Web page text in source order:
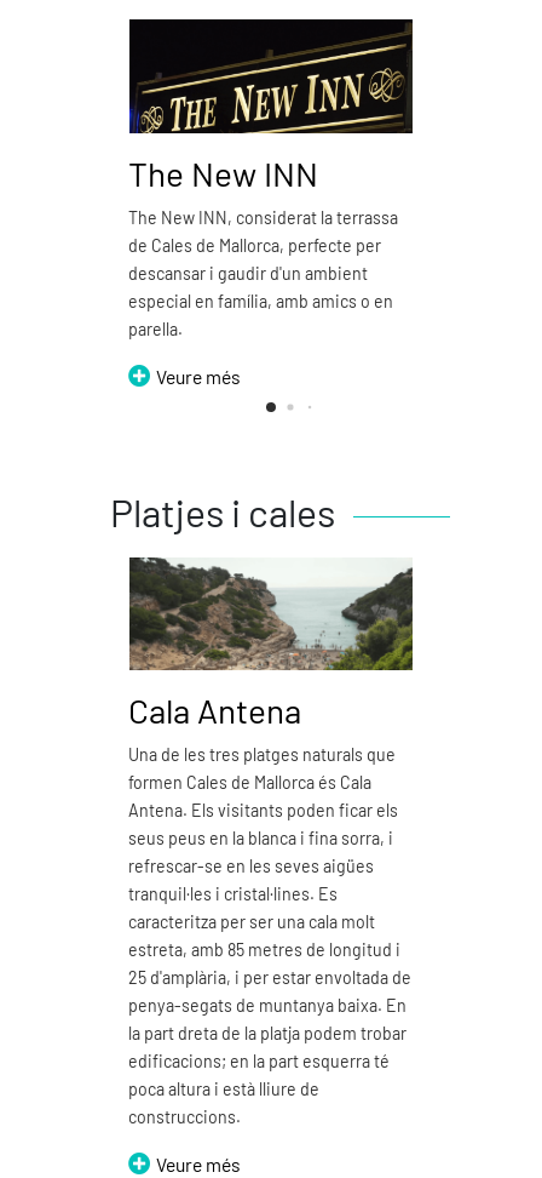
The New INN
The New INN, considerat la terrassa
de Cales de Mallorca, perfecte per
descansar i gaudir d'un ambient
especial en família, amb amics o en
parella.
Veure més
Platjes i cales
Cala Antena
Una de les tres platges naturals que
formen Cales de Mallorca és Cala
Antena. Els visitants poden ficar els
seus peus en la blanca i fina sorra, i
refrescar-se en les seves aigües
tranquil·les i cristal·lines. Es
caracteritza per ser una cala molt
estreta, amb 85 metres de longitud i
25 d'amplària, i per estar envoltada de
penya-segats de muntanya baixa. En
la part dreta de la platja podem trobar
edificacions; en la part esquerra té
poca altura i està lliure de
construccions.
Veure més